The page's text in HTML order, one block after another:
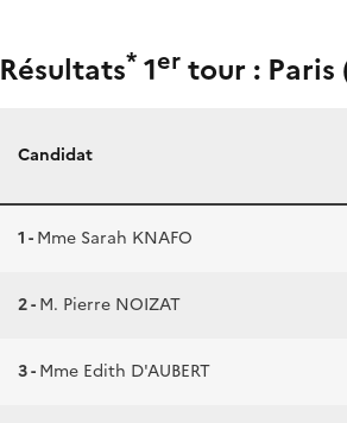
Résultats* 1er tour : Paris
Candidat
1 -Mme Sarah KNAFO
2 -M. Pierre NOIZAT
3 -Mme Edith D'AUBERT